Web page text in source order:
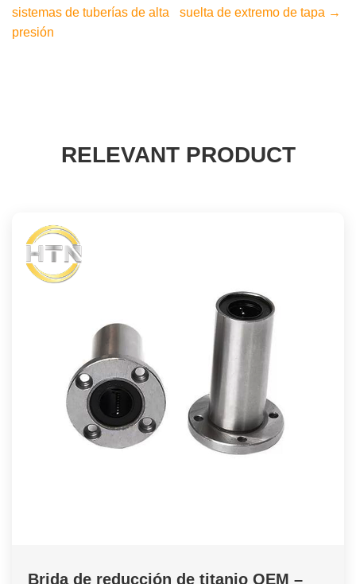
sistemas de tuberías de alta
presión
suelta de extremo de tapa →
RELEVANT PRODUCT
Brida de reducción de titanio OEM –